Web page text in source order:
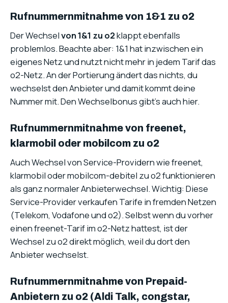
Rufnummernmitnahme von 1&1 zu o2
Der Wechselvon 1&1 zu o2klappt ebenfalls
problemlos. Beachte aber: 1&1 hat inzwischen ein
eigenes Netz und nutzt nicht mehr in jedem Tarif das
o2-Netz. An der Portierung ändert das nichts, du
wechselst den Anbieter und damit kommt deine
Nummer mit. Den Wechselbonus gibt’s auch hier.
Rufnummernmitnahme von freenet,
klarmobil oder mobilcom zu o2
Auch Wechsel von Service-Providern wie freenet,
klarmobil oder mobilcom-debitel zu o2 funktionieren
als ganz normaler Anbieterwechsel. Wichtig: Diese
Service-Provider verkaufen Tarife in fremden Netzen
(Telekom, Vodafone und o2). Selbst wenn du vorher
einen freenet-Tarif im o2-Netz hattest, ist der
Wechsel zu o2 direkt möglich, weil du dort den
Anbieter wechselst.
Rufnummernmitnahme von Prepaid-
Anbietern zu o2 (Aldi Talk, congstar,